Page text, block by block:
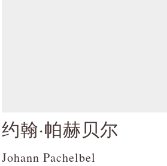
约翰·帕赫贝尔
Johann Pachelbel